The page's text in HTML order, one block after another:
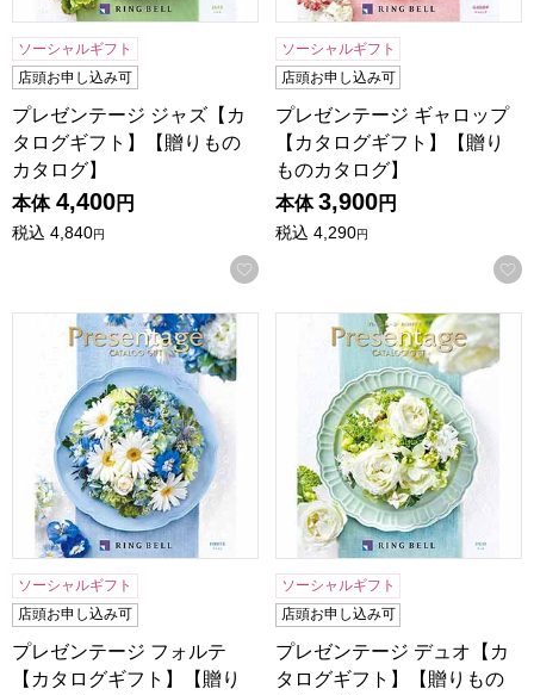
ソーシャルギフト
店頭お申し込み可
プレゼンテージ ジャズ【カ
タログギフト】【贈りもの
カタログ】
本体 4,400円
税込 4,840円
お気に入りに登録する
ソーシャルギフト
店頭お申し込み可
プレゼンテージ ギャロップ
【カタログギフト】【贈り
ものカタログ】
本体 3,900円
税込 4,290円
プレゼンテージ フォルテ【カタログギフト】【贈りものカ
ソーシャルギフト
店頭お申し込み可
プレゼンテージ フォルテ
【カタログギフト】【贈り
プレゼンテージ デュオ【カ
ソーシャルギフト
店頭お申し込み可
プレゼンテージ デュオ【カ
タログギフト】【贈りもの